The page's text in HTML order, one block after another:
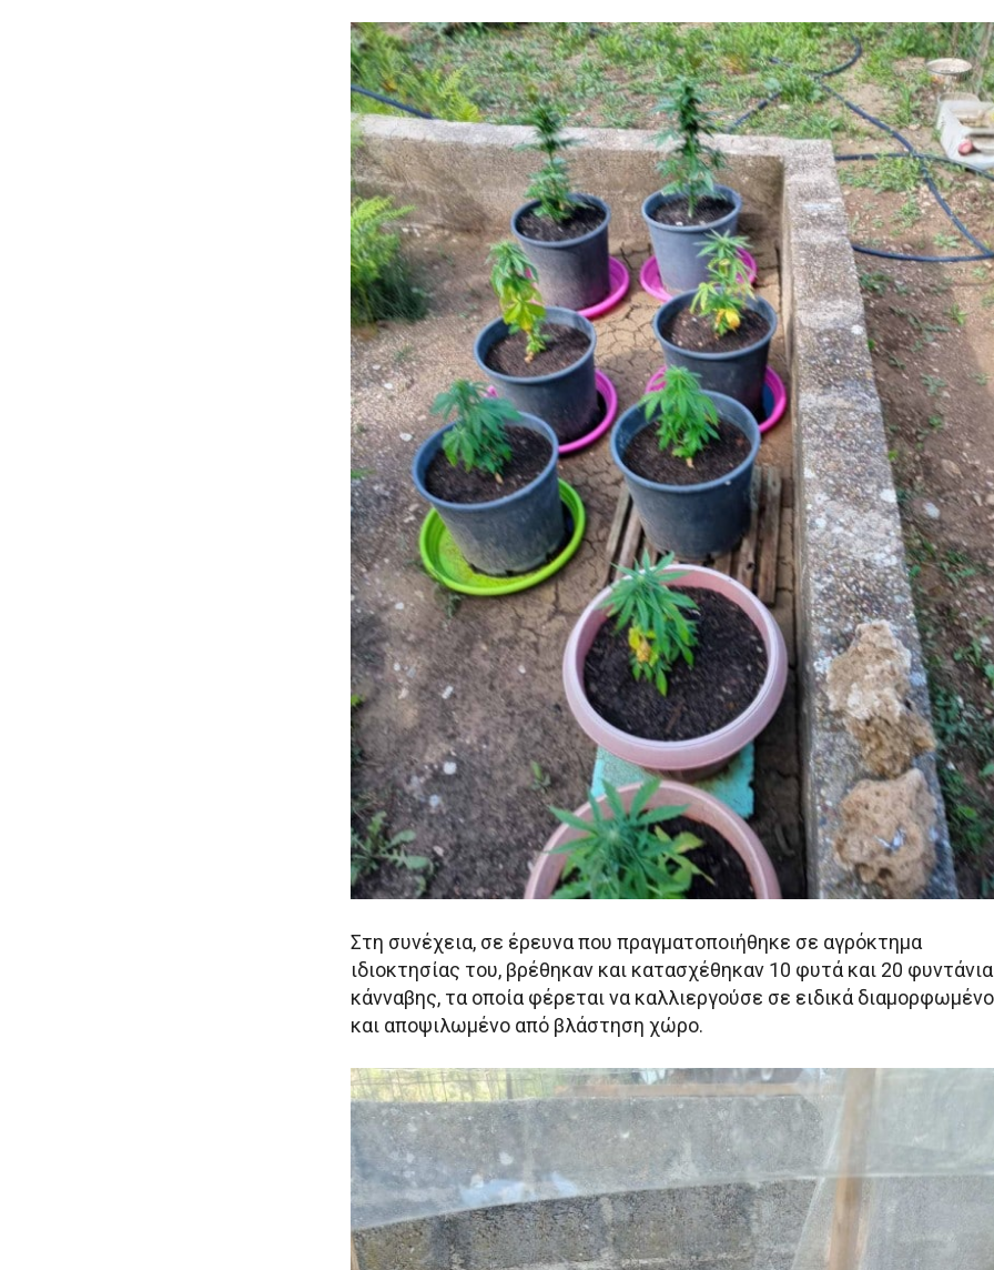
Στη συνέχεια, σε έρευνα που πραγματοποιήθηκε σε αγρόκτημα
ιδιοκτησίας του, βρέθηκαν και κατασχέθηκαν 10 φυτά και 20 φυντάνια
κάνναβης, τα οποία φέρεται να καλλιεργούσε σε ειδικά διαμορφωμένο
και αποψιλωμένο από βλάστηση χώρο.